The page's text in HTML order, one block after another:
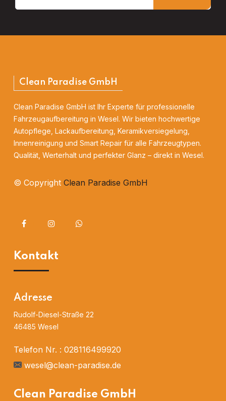
Clean Paradise GmbH
Clean Paradise GmbH ist Ihr Experte für professionelle
Fahrzeugaufbereitung in Wesel. Wir bieten hochwertige
Autopflege, Lackaufbereitung, Keramikversiegelung,
Innenreinigung und Smart Repair für alle Fahrzeugtypen.
Qualität, Werterhalt und perfekter Glanz – direkt in Wesel.
© Copyright Clean Paradise GmbH
Kontakt
Adresse
Rudolf-Diesel-Straße 22
46485 Wesel
Telefon Nr. : 028116499920
wesel@clean-paradise.de
Clean Paradise GmbH